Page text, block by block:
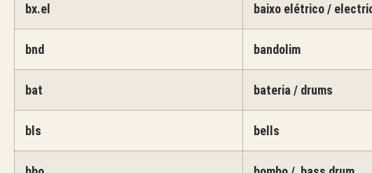
bx.el baixo elétrico /
bnd bandolim
bat bateria / drums
bls bells